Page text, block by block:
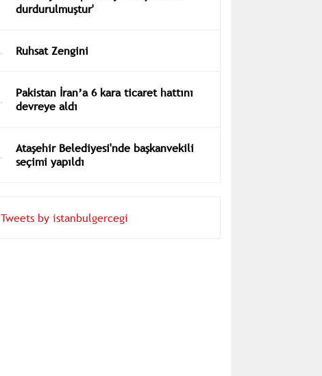
durdurulmuştur'
Ruhsat Zengini
Pakistan İran’a 6 kara ticaret hattını
devreye aldı
Ataşehir Belediyesi'nde başkanvekili
seçimi yapıldı
Tweets by istanbulgercegi